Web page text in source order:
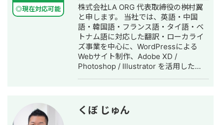
◎現在対応可能
株式会社LA ORG 代表取締役の桝村翼
と申します。 当社では、英語・中国
語・韓国語・フランス語・タイ語・ベ
トナム語に対応した翻訳・ローカライ
ズ事業を中心に、WordPressによる
Webサイト制作、Adobe XD /
Photoshop / Illustrator を活用した
しています。 現在は、世界シェア第4
位のグローバル製薬メーカー日本法人
くぼ じゅん